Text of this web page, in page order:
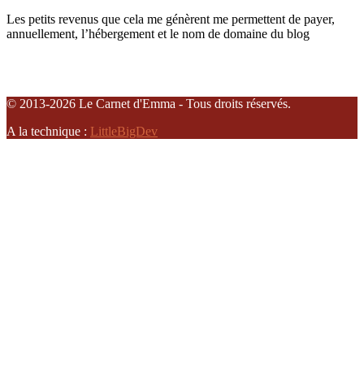
Les petits revenus que cela me génèrent me permettent de payer,
annuellement, l’hébergement et le nom de domaine du blog
© 2013-2026 Le Carnet d'Emma - Tous droits réservés.
A la technique : LittleBigDev